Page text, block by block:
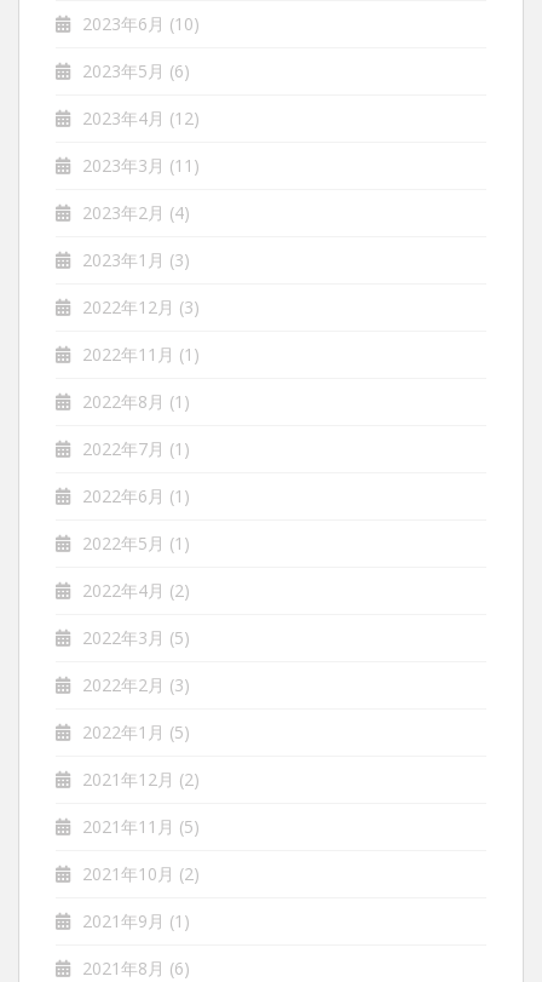
2023年6月 (10)
2023年5月 (6)
2023年4月 (12)
2023年3月 (11)
2023年2月 (4)
2023年1月 (3)
2022年12月 (3)
2022年11月 (1)
2022年8月 (1)
2022年7月 (1)
2022年6月 (1)
2022年5月 (1)
2022年4月 (2)
2022年3月 (5)
2022年2月 (3)
2022年1月 (5)
2021年12月 (2)
2021年11月 (5)
2021年10月 (2)
2021年9月 (1)
2021年8月 (6)